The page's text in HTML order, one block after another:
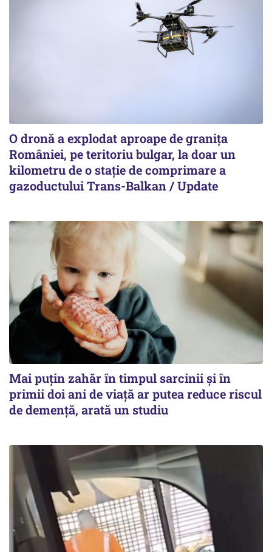
O dronă a explodat aproape de granița
României, pe teritoriu bulgar, la doar un
kilometru de o stație de comprimare a
gazoductului Trans-Balkan / Update
Mai puțin zahăr în timpul sarcinii și în
primii doi ani de viață ar putea reduce riscul
de demență, arată un studiu